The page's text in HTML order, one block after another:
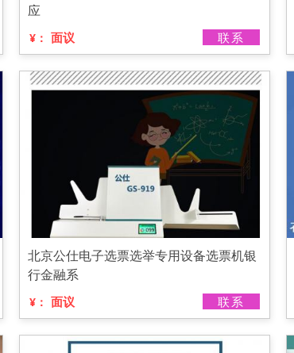
应
¥： 面议 联系
北京公仕电子选票选举专用设备选票机银
行金融系
¥： 面议 联系